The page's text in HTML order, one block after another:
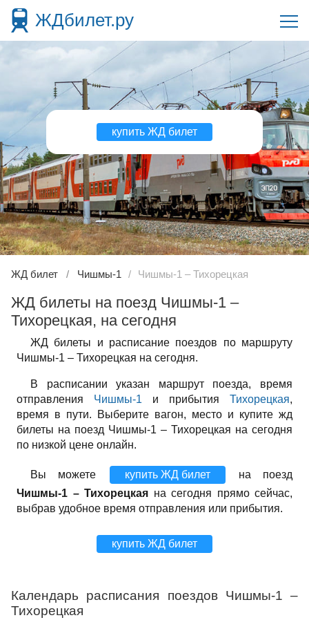
ЖДбилет.ру
купить ЖД билет
ЖД билет Чишмы-1 Чишмы-1 – Тихорецкая
ЖД билеты на поезд Чишмы-1 –
Тихорецкая, на сегодня
ЖД билеты и расписание поездов по маршруту
Чишмы-1 – Тихорецкая на сегодня.
В расписании указан маршрут поезда, время
отправления Чишмы-1 и прибытия Тихорецкая,
время в пути. Выберите вагон, место и купите жд
билеты на поезд Чишмы-1 – Тихорецкая на сегодня
по низкой цене онлайн.
Вы можете купить ЖД билет
на поезд
Чишмы-1 – Тихорецкая на сегодня прямо сейчас,
выбрав удобное время отправления или прибытия.
купить ЖД билет
Календарь расписания поездов Чишмы-1 –
Тихорецкая